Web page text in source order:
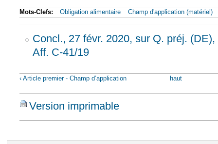
Mots-Clefs: Obligation alimentaire Champ d'application (matériel)
Concl., 27 févr. 2020, sur Q. préj.
Aff. C-41/19
‹ Article premier - Champ d’application haut
Version imprimable